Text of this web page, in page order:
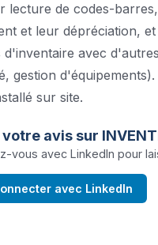
lecture de codes-
et leur dépréciation,
d'inventaire avec
gestion
sur site.
votre avis sur
vous avec LinkedIn pour
avec LinkedIn